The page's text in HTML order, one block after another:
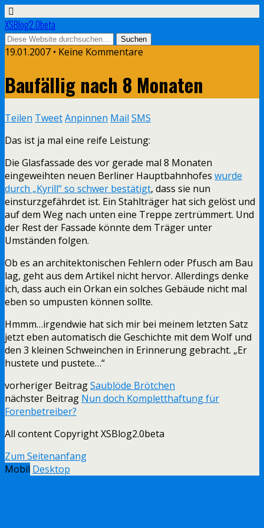
XSBlog2.0beta
19.01.2007 • Keine Kommentare
Baufällig nach 8 Monaten
Teilen TweetAnpinnen Mail SMS
Das ist ja mal eine reife Leistung:
Die Glasfassade des vor gerade mal 8 Monaten
eingeweihten neuen Berliner Hauptbahnhofes wurde
durch „Kyrill“ so schwer bestätigt, dass sie nun
einsturzgefährdet ist. Ein Stahlträger hat sich gelöst und
auf dem Weg nach unten eine Treppe zertrümmert. Und
der Rest der Fassade könnte dem Träger unter
Umständen folgen.
Ob es an architektonischen Fehlern oder Pfusch am Bau
lag, geht aus dem Artikel nicht hervor. Allerdings denke
ich, dass auch ein Orkan ein solches Gebäude nicht mal
eben so umpusten können sollte.
Hmmm…irgendwie hat sich mir bei meinem letzten Satz
jetzt eben automatisch die Geschichte mit dem Wolf und
den 3 kleinen Schweinchen in Erinnerung gebracht. „Er
hustete und pustete…“
vorheriger BeitragSaublöde Brötchen
nächster Beitrag Nun doch Kompletthaftung für
Forenbetreiber?
All content Copyright XSBlog2.0beta
Zum Seitenanfang
Mobil Desktop